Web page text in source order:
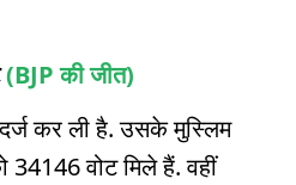
(BJP की जीत)
कर ली है. उसके मुस्लिम
34146 वोट मिले हैं. वहीं